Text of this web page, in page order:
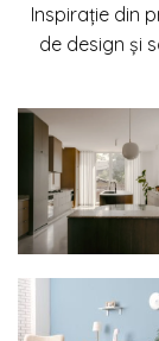
Inspirație din
de design și